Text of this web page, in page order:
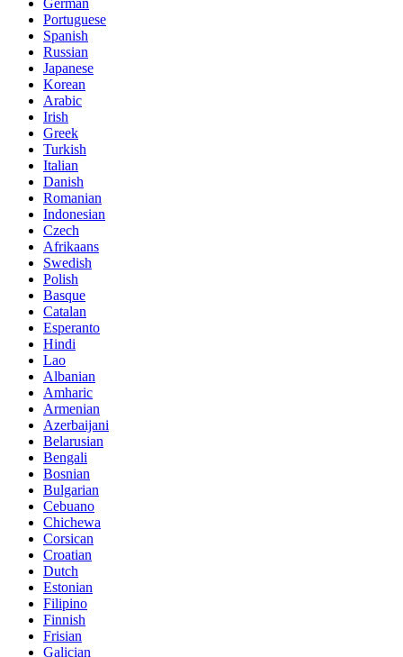
Portuguese
Spanish
Russian
Japanese
Korean
Arabic
Irish
Greek
Turkish
Italian
Danish
Romanian
Indonesian
Czech
Afrikaans
Swedish
Polish
Basque
Catalan
Esperanto
Hindi
Lao
Albanian
Amharic
Armenian
Azerbaijani
Belarusian
Bengali
Bosnian
Bulgarian
Cebuano
Chichewa
Corsican
Croatian
Dutch
Estonian
Filipino
Finnish
Frisian
Galician